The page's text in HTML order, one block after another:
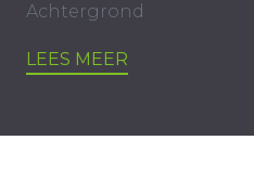
Achtergrond
LEES MEER